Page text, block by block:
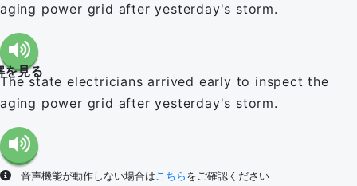
aging power grid after yesterday's storm.
を見る
The state electricians arrived early to inspect the
aging power grid after yesterday's storm.
音声機能が動作しない場合はこちら をご確認ください